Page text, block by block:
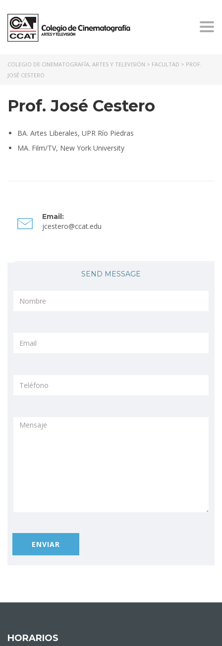
COLEGIO DE CINEMATOGRAFÍA, ARTES Y TELEVISIÓN > FACULTAD > PROF.
JOSÉ CESTERO
Prof. José Cestero
BA. Artes Liberales, UPR Río Piedras
MA. Film/TV, New York University
Email:
jcestero@ccat.edu
SEND MESSAGE
HORARIOS